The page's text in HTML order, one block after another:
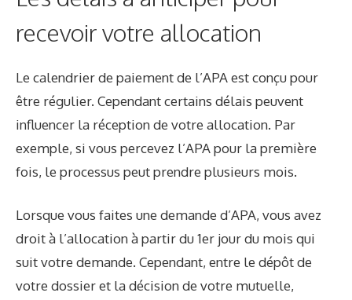
recevoir votre allocation
Le calendrier de paiement de l’APA est conçu pour
être régulier. Cependant certains délais peuvent
influencer la réception de votre allocation. Par
exemple, si vous percevez l’APA pour la première
fois, le processus peut prendre plusieurs mois.
Lorsque vous faites une demande d’APA, vous avez
droit à l’allocation à partir du 1er jour du mois qui
suit votre demande. Cependant, entre le dépôt de
votre dossier et la décision de votre mutuelle,